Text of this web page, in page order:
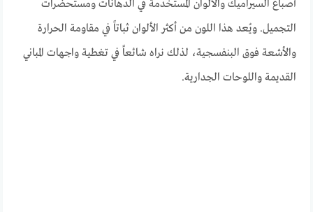
أصباغ السيراميك والألوان المستخدمة في الدهانات ومستحضرات
التجميل. ويُعد هذا اللون من أكثر الألوان ثباتاً في مقاومة الحرارة
والأشعة فوق البنفسجية، لذلك نراه شائعاً في تغطية واجهات المباني
القديمة واللوحات الجدارية.